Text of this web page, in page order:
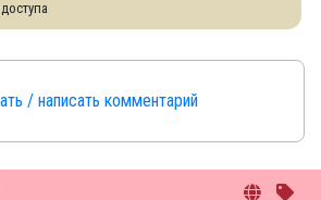
/ написать комментарий